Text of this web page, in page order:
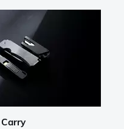
Carry